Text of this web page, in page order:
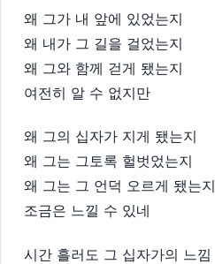
왜 그가 내 앞에 있었는지
왜 내가 그 길을 걸었는지
왜 그와 함께 걷게 됐는지
여전히 알 수 없지만
왜 그의 십자가 지게 됐는지
왜 그는 그토록 헐벗었는지
왜 그는 그 언덕 오르게 됐는지
조금은 느낄 수 있네
시간 흘러도 그 십자가의 느낌